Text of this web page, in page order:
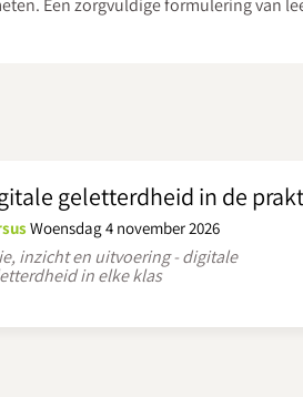
Een zorgvuldige formulering van
geletterdheid in de
Woensdag 4 november 2026
inzicht en uitvoering - digitale
in elke klas